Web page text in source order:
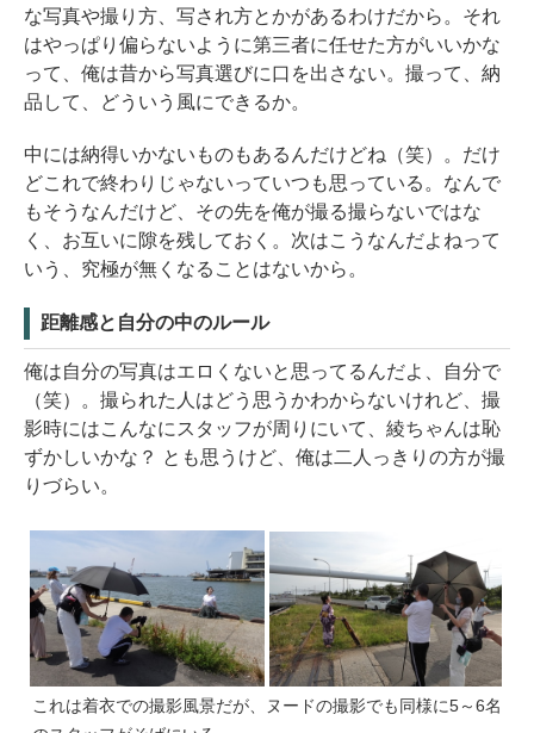
な写真や撮り方、写され方とかがあるわけだから。それ
はやっぱり偏らないように第三者に任せた方がいいかな
って、俺は昔から写真選びに口を出さない。撮って、納
品して、どういう風にできるか。
中には納得いかないものもあるんだけどね（笑）。だけ
どこれで終わりじゃないっていつも思っている。なんで
もそうなんだけど、その先を俺が撮る撮らないではな
く、お互いに隙を残しておく。次はこうなんだよねって
いう、究極が無くなることはないから。
距離感と自分の中のルール
俺は自分の写真はエロくないと思ってるんだよ、自分で
（笑）。撮られた人はどう思うかわからないけれど、撮
影時にはこんなにスタッフが周りにいて、綾ちゃんは恥
ずかしいかな？ とも思うけど、俺は二人っきりの方が撮
りづらい。
これは着衣での撮影風景だが、ヌードの撮影でも同様に5～6名